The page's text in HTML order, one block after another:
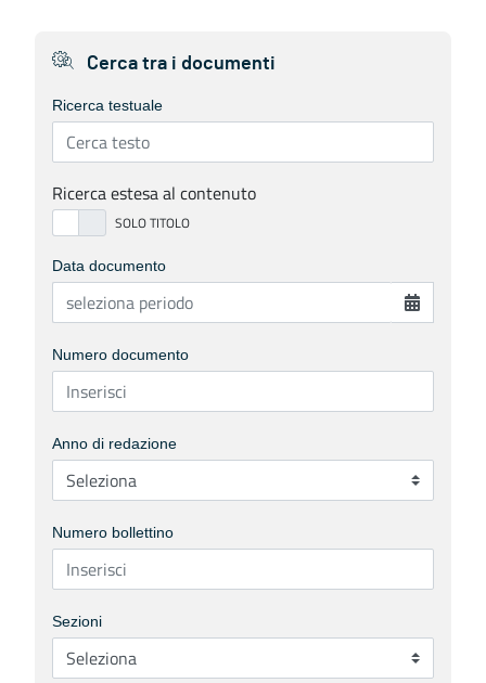
Cerca tra i documenti
Ricerca testuale
Ricerca estesa al contenuto
Data documento
Numero documento
Anno di redazione
Numero bollettino
Sezioni